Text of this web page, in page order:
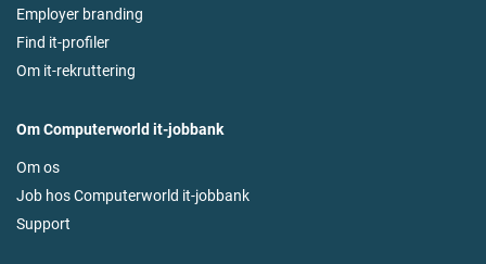
Employer branding
Find it-profiler
Om it-rekruttering
Om Computerworld it-jobbank
Om os
Job hos Computerworld it-jobbank
Support